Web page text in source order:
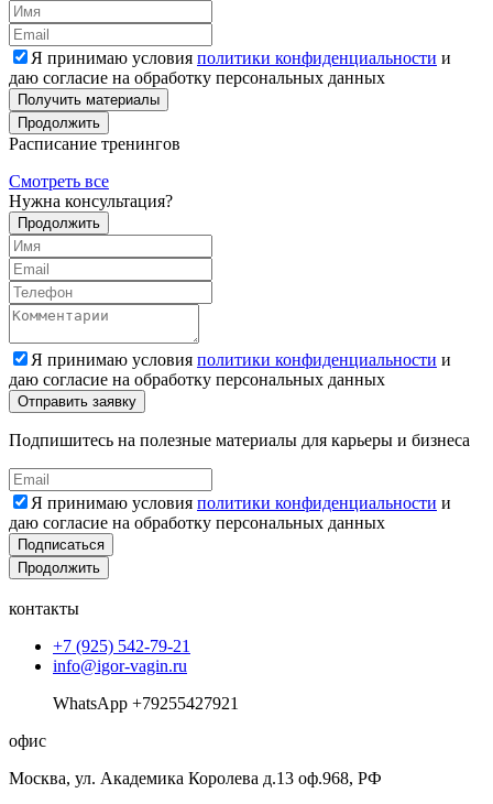
Я принимаю условия политики конфиденциальности и
даю согласие на обработку персональных данных
Получить материалы
Продолжить
Расписание тренингов
Смотреть все
Нужна консультация?
Продолжить
Я принимаю условия политики конфиденциальности и
даю согласие на обработку персональных данных
Подпишитесь на полезные материалы для карьеры и бизнеса
Я принимаю условия политики конфиденциальности и
даю согласие на обработку персональных данных
Подписаться
Продолжить
контакты
+7 (925) 542-79-21
info@igor-vagin.ru
WhatsApp +79255427921
офис
Москва, ул. Академика Королева д.13 оф.968, РФ